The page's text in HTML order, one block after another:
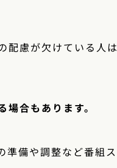
配慮が欠けている人は
合もあります。
準備や調整など番組ス